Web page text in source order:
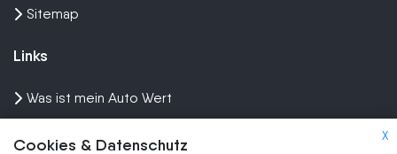
X
Cookies & Datenschutz
Sitemap
Links
Was ist mein Auto Wert